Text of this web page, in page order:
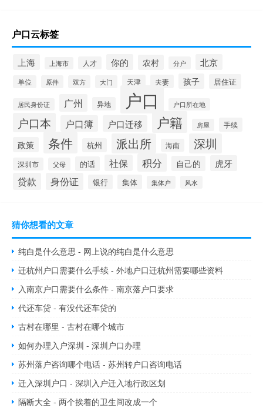
户口云标签
上海 上海市 人才 你的 农村 分户 北京
单位 原件 双方 大门 天津 夫妻 孩子 居住证
居民身份证 广州 异地 户口 户口所在地
户口本 户口簿 户口迁移 户籍 房屋 手续
政策 条件 杭州 派出所 海南 深圳
深圳市 父母 的话 社保 积分 自己的 虎牙
贷款 身份证 银行 集体 集体户 风水
猜你想看的文章
纯白是什么意思 - 网上说的纯白是什么意思
迁杭州户口需要什么手续 - 外地户口迁杭州需要哪些资料
入南京户口需要什么条件 - 南京落户口要求
代还车贷 - 有没代还车贷的
古村在哪里 - 古村在哪个城市
如何办理入户深圳 - 深圳户口办理
苏州落户咨询哪个电话 - 苏州转户口咨询电话
迁入深圳户口 - 深圳入户迁入地行政区划
隔断大全 - 两个挨着的卫生间改成一个